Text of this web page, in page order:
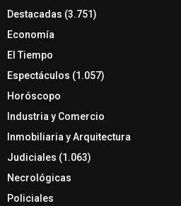
Destacadas (3.751)
Economía
El Tiempo
Espectáculos (1.057)
Horóscopo
Industria y Comercio
Inmobiliaria y Arquitectura
Judiciales (1.063)
Necrológicas
Policiales